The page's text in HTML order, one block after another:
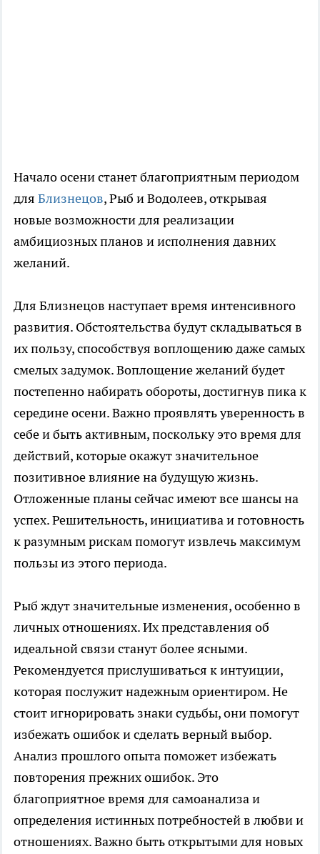
Начало осени станет благоприятным периодом
для Близнецов, Рыб и Водолеев, открывая
новые возможности для реализации
амбициозных планов и исполнения давних
желаний.
Для Близнецов наступает время интенсивного
развития. Обстоятельства будут складываться в
их пользу, способствуя воплощению даже самых
смелых задумок. Воплощение желаний будет
постепенно набирать обороты, достигнув пика к
середине осени. Важно проявлять уверенность в
себе и быть активным, поскольку это время для
действий, которые окажут значительное
позитивное влияние на будущую жизнь.
Отложенные планы сейчас имеют все шансы на
успех. Решительность, инициатива и готовность
к разумным рискам помогут извлечь максимум
пользы из этого периода.
Рыб ждут значительные изменения, особенно в
личных отношениях. Их представления об
идеальной связи станут более ясными.
Рекомендуется прислушиваться к интуиции,
которая послужит надежным ориентиром. Не
стоит игнорировать знаки судьбы, они помогут
избежать ошибок и сделать верный выбор.
Анализ прошлого опыта поможет избежать
повторения прежних ошибок. Это
благоприятное время для самоанализа и
определения истинных потребностей в любви и
отношениях. Важно быть открытыми для новых